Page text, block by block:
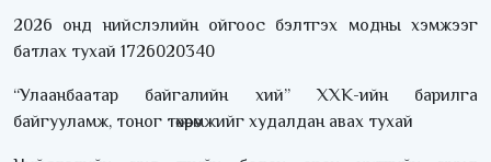
2026 онд нийслэлийн ойгоос бэлтгэх модны хэмжээг
батлах тухай 1726020340
“Улаанбаатар байгалийн хий” ХХК-ийн барилга
байгууламж, тоног төхөөрөмжийг худалдан авах тухай